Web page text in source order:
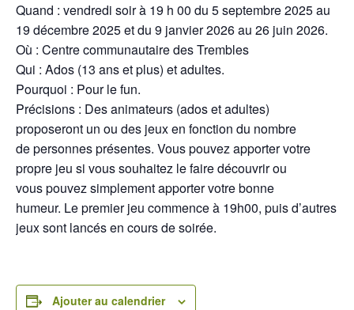
Quand : vendredi soir à 19 h 00 du 5 septembre 2025 au
19 décembre 2025 et du 9 janvier 2026 au 26 juin 2026.
Où : Centre communautaire des Trembles
Qui : Ados (13 ans et plus) et adultes.
Pourquoi : Pour le fun.
Précisions : Des animateurs (ados et adultes)
proposeront un ou des jeux en fonction du nombre
de personnes présentes. Vous pouvez apporter votre
propre jeu si vous souhaitez le faire découvrir ou
vous pouvez simplement apporter votre bonne
humeur. Le premier jeu commence à 19h00, puis d’autres
jeux sont lancés en cours de soirée.
Ajouter au calendrier